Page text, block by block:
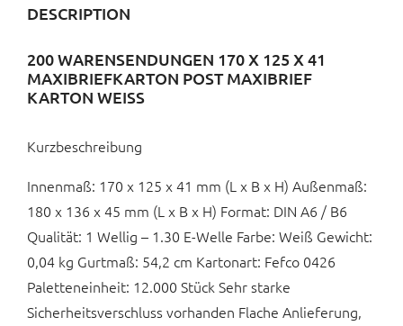
DESCRIPTION
200 WARENSENDUNGEN 170 X 125 X 41
MAXIBRIEFKARTON POST MAXIBRIEF
KARTON WEISS
Kurzbeschreibung
Innenmaß: 170 x 125 x 41 mm (L x B x H) Außenmaß:
180 x 136 x 45 mm (L x B x H) Format: DIN A6 / B6
Qualität: 1 Wellig – 1.30 E-Welle Farbe: Weiß Gewicht:
0,04 kg Gurtmaß: 54,2 cm Kartonart: Fefco 0426
Paletteneinheit: 12.000 Stück Sehr starke
Sicherheitsverschluss vorhanden Flache Anlieferung,